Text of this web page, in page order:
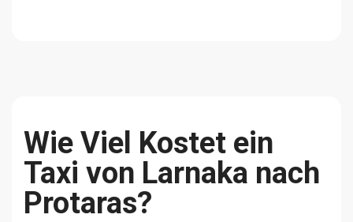
Wie Viel Kostet ein
Taxi von Larnaka nach
Protaras?